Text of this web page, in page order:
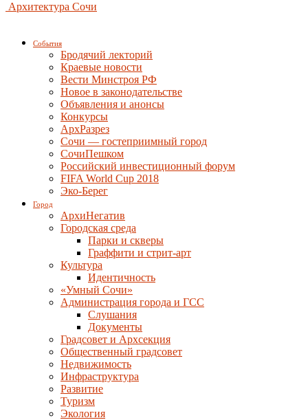
Архитектура Сочи
События
Бродячий лекторий
Краевые новости
Вести Минстроя РФ
Новое в законодательстве
Объявления и анонсы
Конкурсы
АрхРазрез
Сочи — гостеприимный город
СочиПешком
Российский инвестиционный форум
FIFA World Cup 2018
Эко-Берег
Город
АрхиНегатив
Городская среда
Парки и скверы
Граффити и стрит-арт
Культура
Идентичность
«Умный Сочи»
Администрация города и ГСС
Слушания
Документы
Градсовет и Архсекция
Общественный градсовет
Недвижимость
Инфраструктура
Развитие
Туризм
Экология